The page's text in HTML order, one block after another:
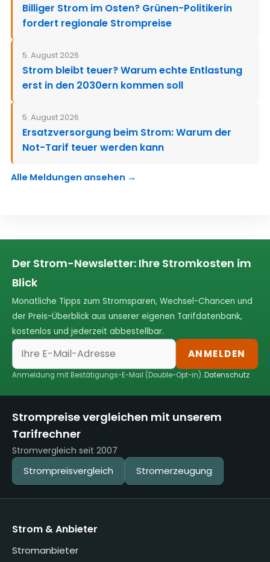
Billiger Strom im Osten? Grünen-Politikerin
fordert regionale Strompreise
5. August 2026
Strom bleibt teuer? Warum echte Entlastung
erst in den 2030ern kommen soll
5. August 2026
Ersatzversorgung beim Strom: Warum der
Not-Tarif teuer werden kann
Alle Meldungen ansehen →
Der Strom-Newsletter: Ihre Stromkosten im
Blick
Monatliche Tipps zum Stromsparen, Wechsel-Chancen und
der Preis-Überblick aus unserer eigenen Tarifdatenbank,
kostenlos und jederzeit abbestellbar.
ANMELDEN
Anmeldung mit Bestätigungs-E-Mail (Double-Opt-in).Datenschutz
Strompreise vergleichen mit unserem
Tarifrechner
Stromvergleich seit 2007
Strompreisvergleich Stromerzeugung
Strom & Anbieter
Stromanbieter